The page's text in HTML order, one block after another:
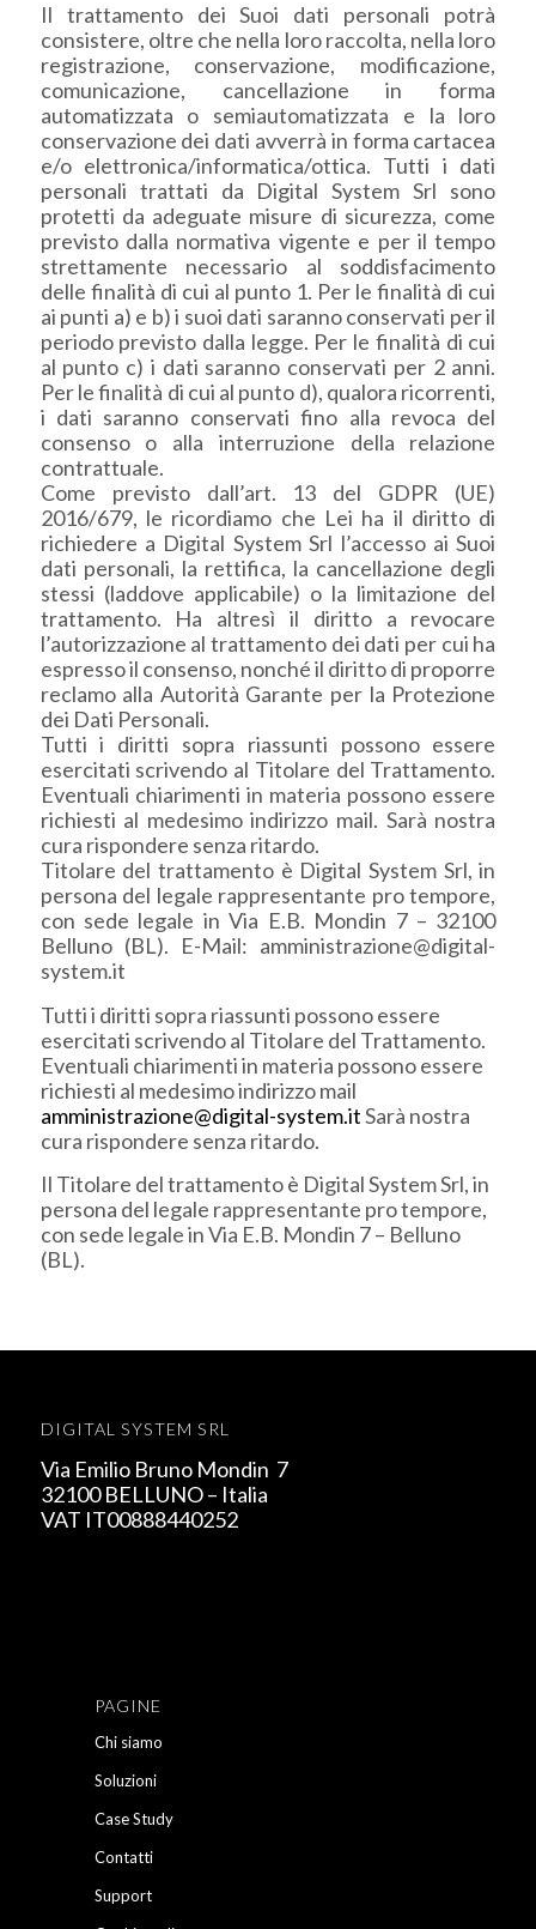
Il trattamento dei Suoi dati personali potrà
consistere, oltre che nella loro raccolta, nella loro
registrazione, conservazione, modificazione,
comunicazione, cancellazione in forma
automatizzata o semiautomatizzata e la loro
conservazione dei dati avverrà in forma cartacea
e/o elettronica/informatica/ottica. Tutti i dati
personali trattati da Digital System Srl sono
protetti da adeguate misure di sicurezza, come
previsto dalla normativa vigente e per il tempo
strettamente necessario al soddisfacimento
delle finalità di cui al punto 1. Per le finalità di cui
ai punti a) e b) i suoi dati saranno conservati per il
periodo previsto dalla legge. Per le finalità di cui
al punto c) i dati saranno conservati per 2 anni.
Per le finalità di cui al punto d), qualora ricorrenti,
i dati saranno conservati fino alla revoca del
consenso o alla interruzione della relazione
contrattuale.
Come previsto dall’art. 13 del GDPR (UE)
2016/679, le ricordiamo che Lei ha il diritto di
richiedere a Digital System Srl l’accesso ai Suoi
dati personali, la rettifica, la cancellazione degli
stessi (laddove applicabile) o la limitazione del
trattamento. Ha altresì il diritto a revocare
l’autorizzazione al trattamento dei dati per cui ha
espresso il consenso, nonché il diritto di proporre
reclamo alla Autorità Garante per la Protezione
dei Dati Personali.
Tutti i diritti sopra riassunti possono essere
esercitati scrivendo al Titolare del Trattamento.
Eventuali chiarimenti in materia possono essere
richiesti al medesimo indirizzo mail. Sarà nostra
cura rispondere senza ritardo.
Titolare del trattamento è Digital System Srl, in
persona del legale rappresentante pro tempore,
con sede legale in Via E.B. Mondin 7 – 32100
Belluno (BL). E-Mail: amministrazione@digital-
system.it
Tutti i diritti sopra riassunti possono essere
esercitati scrivendo al Titolare del Trattamento.
Eventuali chiarimenti in materia possono essere
richiesti al medesimo indirizzo mail
amministrazione@digital-system.itSarà nostra
cura rispondere senza ritardo.
Il Titolare del trattamento è Digital System Srl, in
persona del legale rappresentante pro tempore,
con sede legale in Via E.B. Mondin 7 – Belluno
(BL).
DIGITAL SYSTEM SRL
Via Emilio Bruno Mondin 7
32100 BELLUNO – Italia
VAT IT00888440252
PAGINE
Chi siamo
Soluzioni
Case Study
Contatti
Support